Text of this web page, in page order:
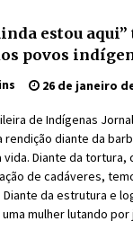
estou aqui”
povos
26 de janeiro
de Indígenas
rendição diante da
Diante da tortura,
de cadáveres,
Diante da estrutura e
mulher lutando por